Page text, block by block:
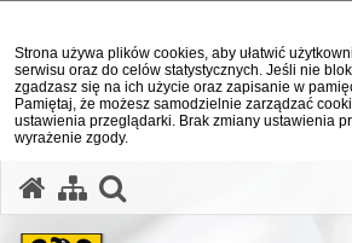
Strona używa plików cookies, aby ułatwić
serwisu oraz do celów statystycznych. Jeśli nie
zgadzasz się na ich użycie oraz zapisanie w
Pamiętaj, że możesz samodzielnie zarządzać
ustawienia przeglądarki. Brak zmiany ustawienia
wyrażenie zgody.